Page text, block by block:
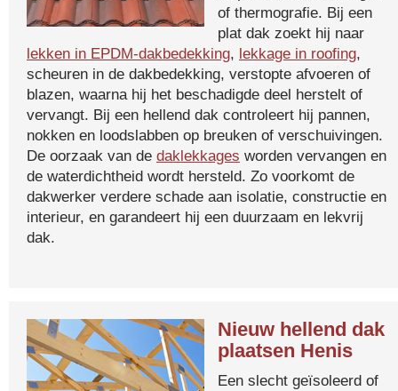
of thermografie. Bij een
plat dak zoekt hij naar
lekken in EPDM-dakbedekking, lekkage in roofing,
scheuren in de dakbedekking, verstopte afvoeren of
blazen, waarna hij het beschadigde deel herstelt of
vervangt. Bij een hellend dak controleert hij pannen,
nokken en loodslabben op breuken of verschuivingen.
De oorzaak van de daklekkages worden vervangen en
de waterdichtheid wordt hersteld. Zo voorkomt de
dakwerker verdere schade aan isolatie, constructie en
interieur, en garandeert hij een duurzaam en lekvrij
dak.
Nieuw hellend dak
plaatsen Henis
Een slecht geïsoleerd of